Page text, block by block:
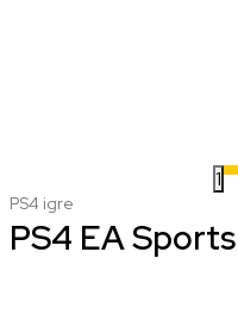
1
PS4 igre
PS4 EA